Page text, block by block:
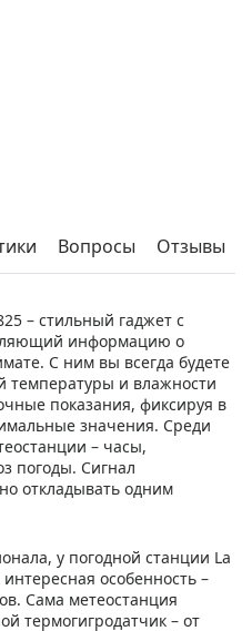
Вопросы Отзывы
– стильный гаджет с
информацию о
С ним вы всегда будете
температуры и влажности
показания, фиксируя в
значения. Среди
– часы,
погоды. Сигнал
откладывать одним
у погодной станции La
особенность –
Сама метеостанция
термогигродатчик – от